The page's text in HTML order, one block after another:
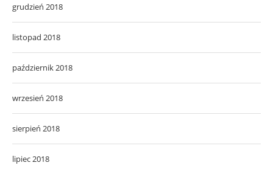
grudzień 2018
listopad 2018
październik 2018
wrzesień 2018
sierpień 2018
lipiec 2018